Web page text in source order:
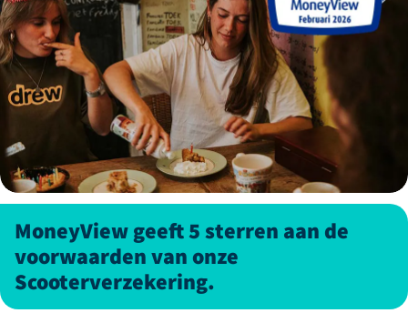
MoneyView geeft 5 sterren aan de
voorwaarden van onze
Scooterverzekering.